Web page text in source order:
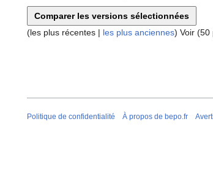
5
1
0
1
e
e
(les plus récentes | les plus anciennes) Voir (50
Politique de confidentialité À propos de bepo.fr